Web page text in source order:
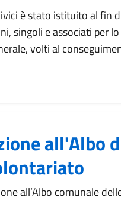
è stato istituito al fin
singoli e associati per
volti al
all'Albo
all’Albo comunale